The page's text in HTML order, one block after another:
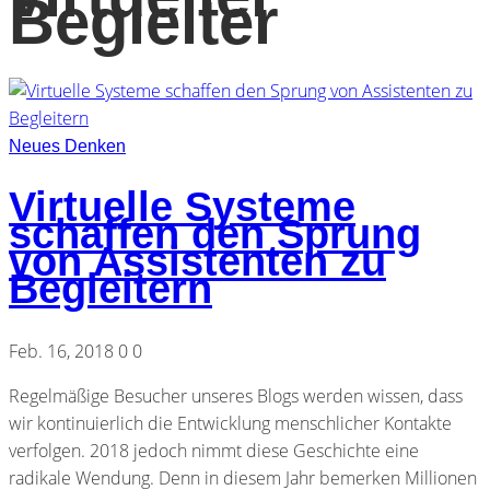
Begleiter
Neues Denken
Virtuelle Systeme
schaffen den Sprung
von Assistenten zu
Begleitern
Feb. 16, 2018 0 0
Regelmäßige Besucher unseres Blogs werden wissen, dass
wir kontinuierlich die Entwicklung menschlicher Kontakte
verfolgen. 2018 jedoch nimmt diese Geschichte eine
radikale Wendung. Denn in diesem Jahr bemerken Millionen